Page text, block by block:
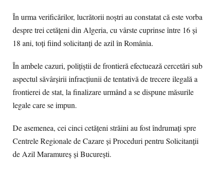
În urma verificărilor, lucrătorii noștri au constatat că este vorba
despre trei cetățeni din Algeria, cu vârste cuprinse între 16 și
18 ani, toți fiind solicitanți de azil în România.
În ambele cazuri, poliţiştii de frontieră efectuează cercetări sub
aspectul săvârșirii infracțiunii de tentativă de trecere ilegală a
frontierei de stat, la finalizare urmând a se dispune măsurile
legale care se impun.
De asemenea, cei cinci cetățeni străini au fost îndrumați spre
Centrele Regionale de Cazare și Proceduri pentru Solicitanții
de Azil Maramureș și București.